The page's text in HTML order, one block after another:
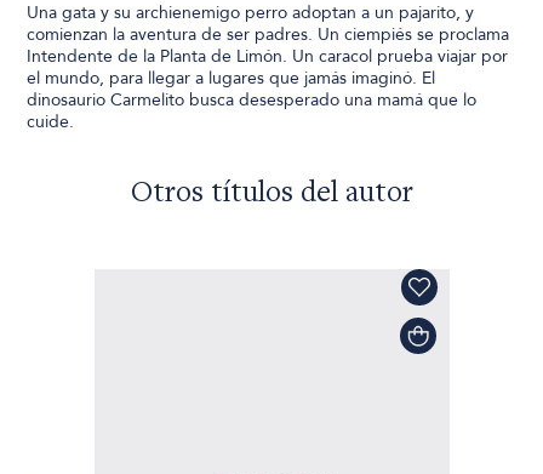
Una gata y su archienemigo perro adoptan a un pajarito, y
comienzan la aventura de ser padres. Un ciempiés se proclama
Intendente de la Planta de Limón. Un caracol prueba viajar por
el mundo, para llegar a lugares que jamás imaginó. El
dinosaurio Carmelito busca desesperado una mamá que lo
cuide.
Otros títulos del autor